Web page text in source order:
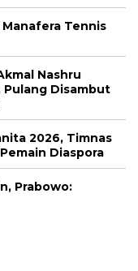
Tennis
Nashru
Pulang Disambut
2026, Timnas
Diaspora
Prabowo: